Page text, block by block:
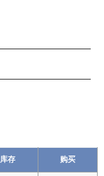
库存 购买